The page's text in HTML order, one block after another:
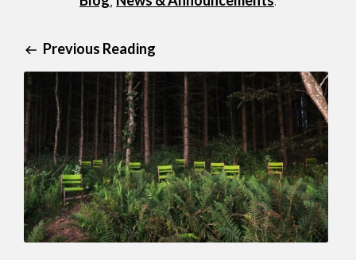
Previous Reading